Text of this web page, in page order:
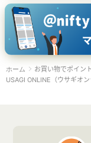
ホーム お買い物でポイン
USAGI ONLINE（ウサギオン